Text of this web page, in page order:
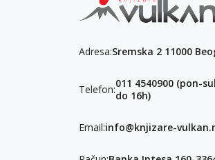
Adresa:Sremska 2 11000
Telefon:011 4540900 (pon-
do 16h)
Email:info@knjizare-